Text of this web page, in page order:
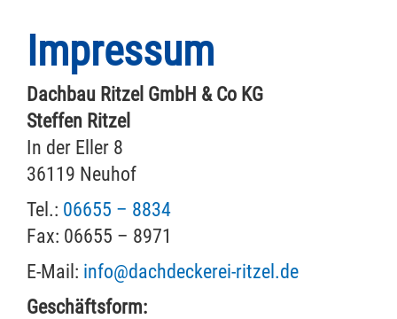
Impressum
Dachbau Ritzel GmbH & Co KG
Steffen Ritzel
In der Eller 8
36119 Neuhof
Tel.: 06655 – 8834
Fax: 06655 – 8971
E-Mail: info@dachdeckerei-ritzel.de
Geschäftsform: